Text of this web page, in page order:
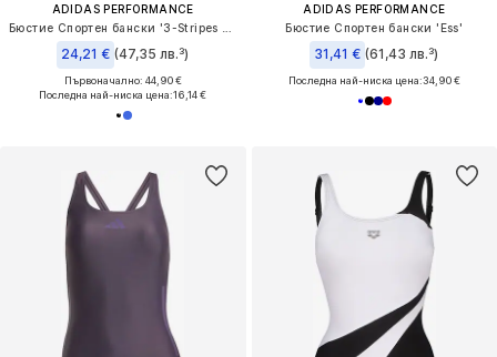
ADIDAS PERFORMANCE
24,21 € (47,35 лв.³)
Първоначално: 44,90 €
Последна най-ниска цена:16,14 €
ADIDAS PERFORMANCE
Бюстие Спортен бански 'Ess'
31,41 € (61,43 лв.³)
Последна най-ниска цена:34,90 €